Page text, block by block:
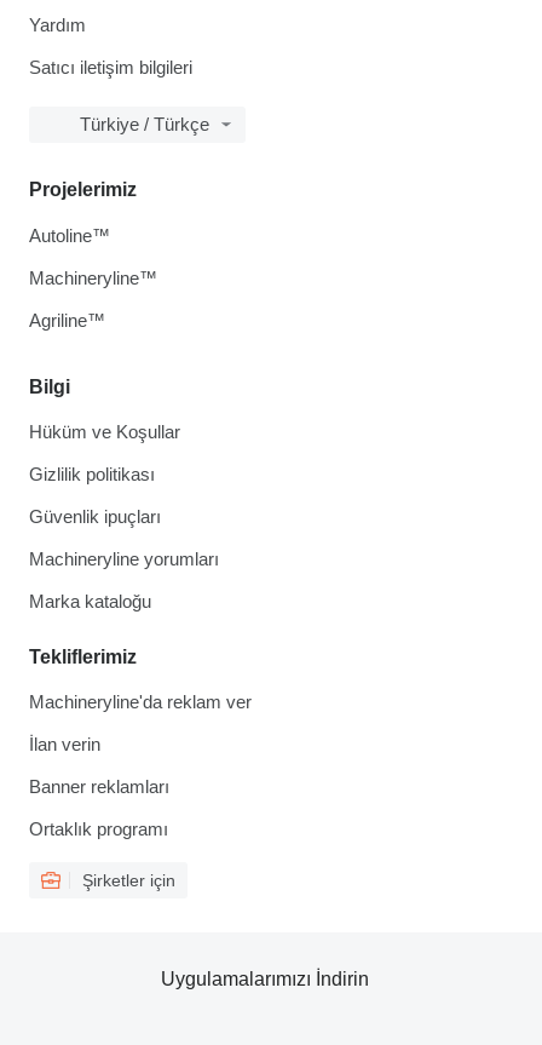
Yardım
Satıcı iletişim bilgileri
Türkiye / Türkçe
Bilgi
Hüküm ve Koşullar
Gizlilik politikası
Güvenlik ipuçları
Machineryline yorumları
Marka kataloğu
Tekliflerimiz
Machineryline'da reklam ver
İlan verin
Banner reklamları
Ortaklık programı
Şirketler için
Projelerimiz
Autoline™
Machineryline™
Agriline™
Uygulamalarımızı İndirin